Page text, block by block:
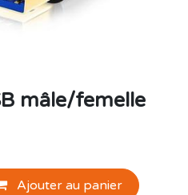
mâle/femelle
Ajouter au panier